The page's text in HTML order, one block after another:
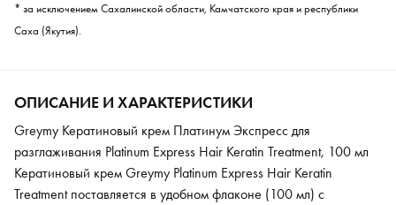
* за исключением Сахалинской области, Камчатского края и республики
Саха (Якутия).
ОПИСАНИЕ И ХАРАКТЕРИСТИКИ
Greymy Кератиновый крем Платинум Экспресс для
разглаживания Platinum Express Hair Keratin Treatment, 100 мл
Кератиновый крем Greymy Platinum Express Hair Keratin
Treatment поставляется в удобном флаконе (100 мл) с